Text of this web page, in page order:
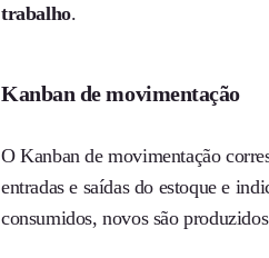
trabalho.
Kanban de movimentação
O Kanban de movimentação
entradas e saídas do estoque e
consumidos, novos são